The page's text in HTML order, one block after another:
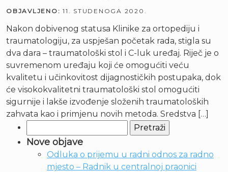
OBJAVLJENO: 11. STUDENOGA 2020.
Nakon dobivenog statusa Klinike za ortopediju i
traumatologiju, za uspješan početak rada, stigla su
dva dara – traumatološki stol i C-luk uređaj. Riječ je o
suvremenom uređaju koji će omogućiti veću
kvalitetu i učinkovitost dijagnostičkih postupaka, dok
će visokokvalitetni traumatološki stol omogućiti
sigurnije i lakše izvođenje složenih traumatoloških
zahvata kao i primjenu novih metoda. Sredstva […]
Nove objave
Odluka o prijemu u radni odnos za radno
mjesto – Radnik u centralnoj praonici